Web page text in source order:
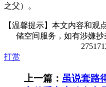
之父）。
【温馨提示】本文内容和观
储空间服务，如有涉嫌抄
打赏
上一篇： 虽说套路